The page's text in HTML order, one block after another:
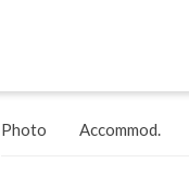
Photo Accommod.